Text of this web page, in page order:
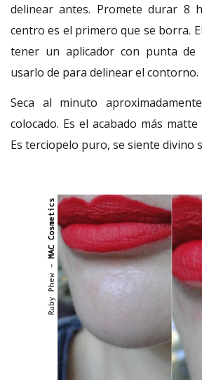
delinear antes. Promete durar 8
centro es el primero que se borra.
tener un aplicador con punta de
usarlo de para delinear el contorno.
Seca al minuto
colocado. Es el acabado más
Es terciopelo puro, se siente divino